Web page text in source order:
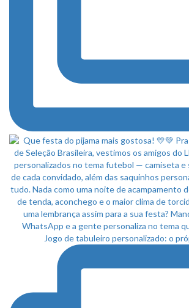
Jogo de tabuleiro personalizado: o